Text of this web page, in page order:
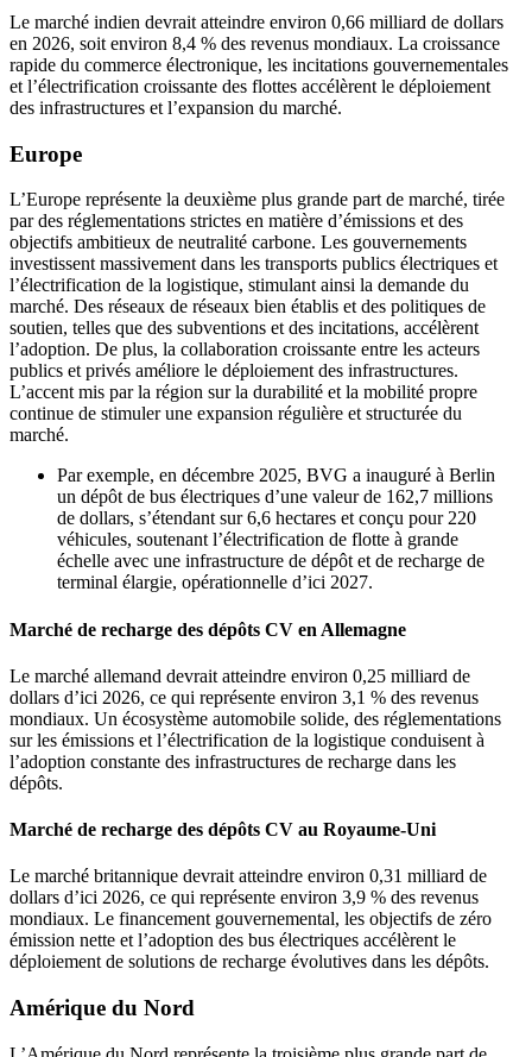
Le marché indien devrait atteindre environ 0,66 milliard de dollars
en 2026, soit environ 8,4 % des revenus mondiaux. La croissance
rapide du commerce électronique, les incitations gouvernementales
et l’électrification croissante des flottes accélèrent le déploiement
des infrastructures et l’expansion du marché.
Europe
L’Europe représente la deuxième plus grande part de marché, tirée
par des réglementations strictes en matière d’émissions et des
objectifs ambitieux de neutralité carbone. Les gouvernements
investissent massivement dans les transports publics électriques et
l’électrification de la logistique, stimulant ainsi la demande du
marché. Des réseaux de réseaux bien établis et des politiques de
soutien, telles que des subventions et des incitations, accélèrent
l’adoption. De plus, la collaboration croissante entre les acteurs
publics et privés améliore le déploiement des infrastructures.
L’accent mis par la région sur la durabilité et la mobilité propre
continue de stimuler une expansion régulière et structurée du
marché.
Par exemple, en décembre 2025, BVG a inauguré à Berlin
un dépôt de bus électriques d’une valeur de 162,7 millions
de dollars, s’étendant sur 6,6 hectares et conçu pour 220
véhicules, soutenant l’électrification de flotte à grande
échelle avec une infrastructure de dépôt et de recharge de
terminal élargie, opérationnelle d’ici 2027.
Marché de recharge des dépôts CV en Allemagne
Le marché allemand devrait atteindre environ 0,25 milliard de
dollars d’ici 2026, ce qui représente environ 3,1 % des revenus
mondiaux. Un écosystème automobile solide, des réglementations
sur les émissions et l’électrification de la logistique conduisent à
l’adoption constante des infrastructures de recharge dans les
dépôts.
Marché de recharge des dépôts CV au Royaume-Uni
Le marché britannique devrait atteindre environ 0,31 milliard de
dollars d’ici 2026, ce qui représente environ 3,9 % des revenus
mondiaux. Le financement gouvernemental, les objectifs de zéro
émission nette et l’adoption des bus électriques accélèrent le
déploiement de solutions de recharge évolutives dans les dépôts.
Amérique du Nord